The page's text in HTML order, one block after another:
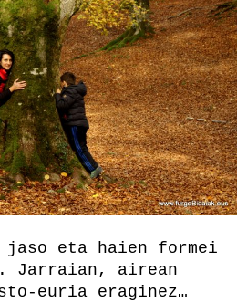
jaso eta haien formei
Jarraian, airean
euria eraginez…